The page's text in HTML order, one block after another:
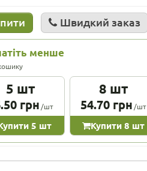
Швидкий заказ
менше
5 шт
грн /шт
5 шт
8 шт
54.70 грн /шт
Купити 8 шт